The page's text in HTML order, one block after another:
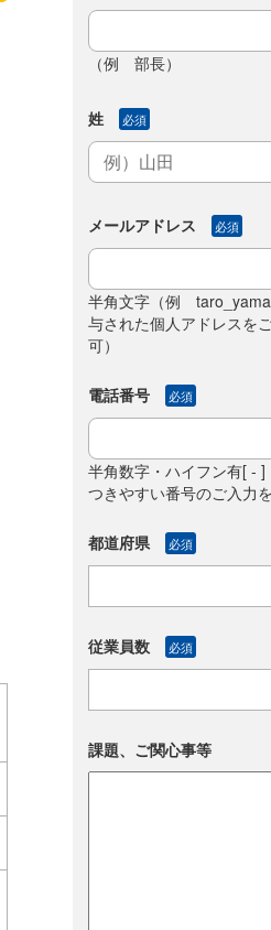
（例 部長）
姓 必須
メールアドレス 必須
半角文字（例
与された個人アドレスを
可）
電話番号 必須
半角数字・ハイフン有[ -
つきやすい番号のご入力
都道府県 必須
従業員数 必須
課題、ご関心事等